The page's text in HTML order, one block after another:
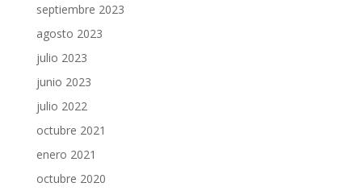
septiembre 2023
agosto 2023
julio 2023
junio 2023
julio 2022
octubre 2021
enero 2021
octubre 2020